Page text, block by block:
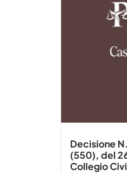
Decisione
(550), del
Collegio